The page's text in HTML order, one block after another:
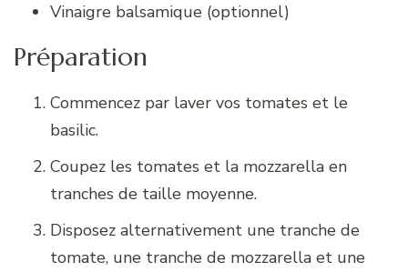
Vinaigre balsamique (optionnel)
Préparation
Commencez par laver vos tomates et le
basilic.
Coupez les tomates et la mozzarella en
tranches de taille moyenne.
Disposez alternativement une tranche de
tomate, une tranche de mozzarella et une